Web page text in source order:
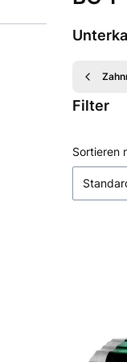
Filter
Ende der
Sortieren